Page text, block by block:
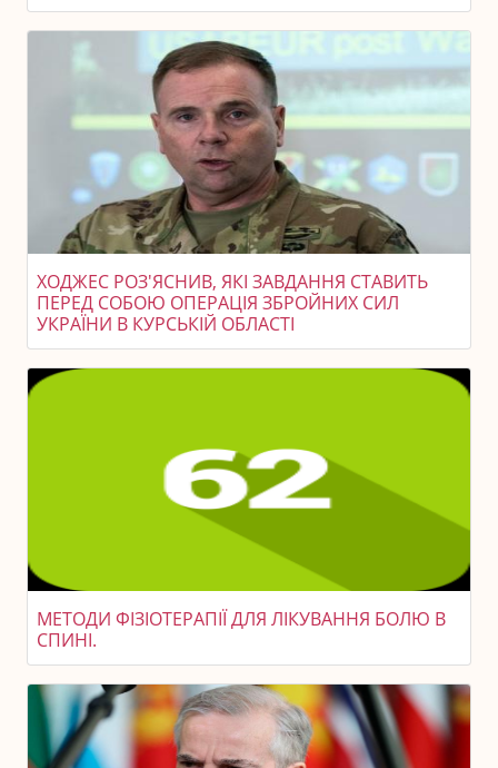
ХОДЖЕС РОЗ'ЯСНИВ, ЯКІ ЗАВДАННЯ СТАВИТЬ
ПЕРЕД СОБОЮ ОПЕРАЦІЯ ЗБРОЙНИХ СИЛ
УКРАЇНИ В КУРСЬКІЙ ОБЛАСТІ
МЕТОДИ ФІЗІОТЕРАПІЇ ДЛЯ ЛІКУВАННЯ БОЛЮ В
СПИНІ.